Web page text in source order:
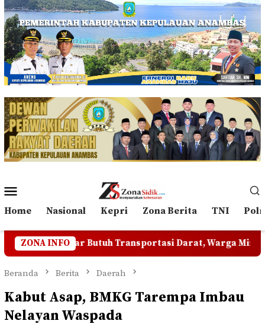
Loncat
ke
konten
Mobile
Home Nasional Kepri Zona Berita TNI
ZONA INFO
Butuh Transportasi Darat, Warga Minta Pemkab Lingga
Beranda Berita Daerah
Kabut Asap, BMKG Tarempa Imbau
Nelayan Waspada